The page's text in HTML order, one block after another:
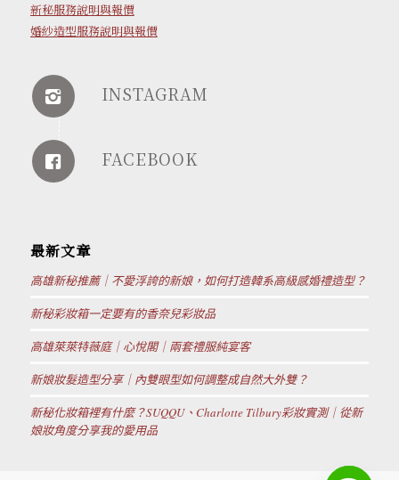
新秘服務說明與報價
婚紗造型服務說明與報價
INSTAGRAM
FACEBOOK
最新文章
高雄新秘推薦｜不愛浮誇的新娘，如何打造韓系高級感婚禮造型？
新秘彩妝箱一定要有的香奈兒彩妝品
高雄萊萊特薇庭｜心悅閣｜兩套禮服純宴客
新娘妝髮造型分享｜內雙眼型如何調整成自然大外雙？
新秘化妝箱裡有什麼？SUQQU、Charlotte Tilbury彩妝實測｜從新
娘妝角度分享我的愛用品